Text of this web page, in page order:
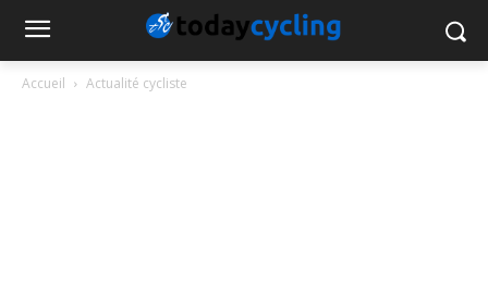
Accueil Actualité cycliste